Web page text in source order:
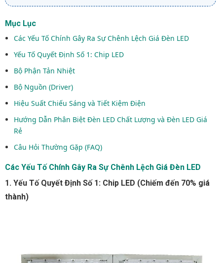
Mục Lục
Các Yếu Tố Chính Gây Ra Sự Chênh Lệch Giá Đèn LED
Yếu Tố Quyết Định Số 1: Chip LED
Bộ Phận Tản Nhiệt
Bộ Nguồn (Driver)
Hiệu Suất Chiếu Sáng và Tiết Kiệm Điện
Hướng Dẫn Phân Biệt Đèn LED Chất Lượng và Đèn LED Giá
Rẻ
Câu Hỏi Thường Gặp (FAQ)
Các Yếu Tố Chính Gây Ra Sự Chênh Lệch Giá Đèn LED
1. Yếu Tố Quyết Định Số 1: Chip LED (Chiếm đến 70% giá
thành)